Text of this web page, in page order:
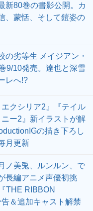
新80巻の書影公開。カ
、蒙恬、そして鎧姿の
の劣等生 メイジアン・
9/10発売。達也と深雪
レへ!?
エクシリア2』『テイル
ー2』新イラストが解
の描き下ろし
月更新
ノ美兎、ルンルン、で
長編アニメ声優初挑
THE RIBBON
＆追加キャスト解禁